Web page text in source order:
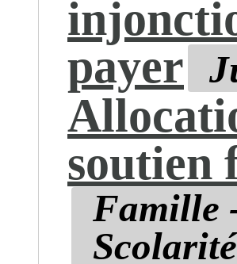
payer
soutien
Famille
Scolarité